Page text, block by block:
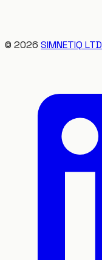
© 2026 SIMNETIQ LTD